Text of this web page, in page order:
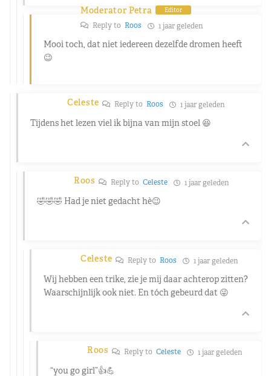
Moderator Petra Editor
Reply to Roos 1 jaar geleden
Mooi toch, dat niet iedereen dezelfde dromen heeft
😉
Celeste Reply to Roos 1 jaar geleden
Tijdens het lezen viel ik bijna van mijn stoel 😆
Roos Reply to Celeste 1 jaar geleden
🤣🤣🤣 Had je niet gedacht hè😉
Celeste Reply to Roos 1 jaar geleden
Wij hebben een trike, zie je mij daar achterop zitten?
Waarschijnlijk ook niet. En tóch gebeurd dat 😜
Roos Reply to Celeste 1 jaar geleden
“you go girl”👍💪